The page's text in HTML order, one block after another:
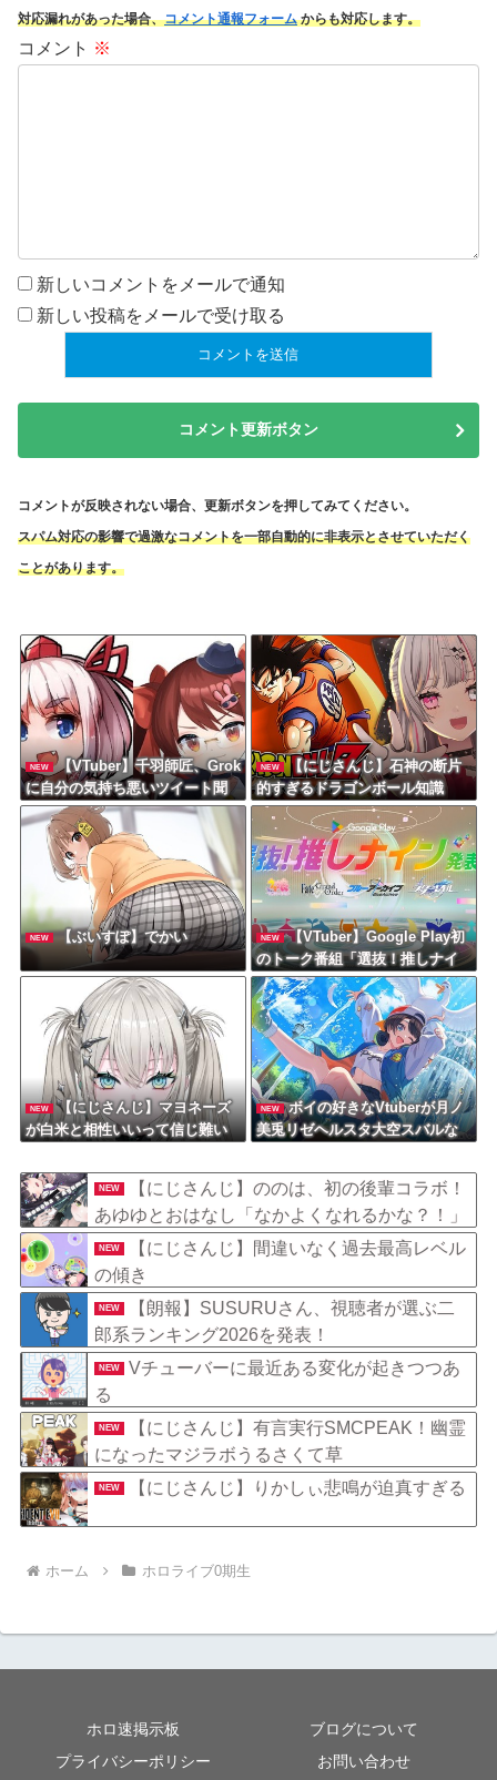
対応漏れがあった場合、コメント通報フォームからも対応します。
コメント ※
新しいコメントをメールで通知
新しい投稿をメールで受け取る
コメント更新ボタン
コメントが反映されない場合、更新ボタンを押してみてください。
スパム対応の影響で過激なコメントを一部自動的に非表示とさせていただく
ことがあります。
NEW
【VTuber】千羽師匠、Grok
に自分の気持ち悪いツイート聞
くやつやってるのかなって思っ
たら相手鴨神やんけ
NEW
【にじさんじ】石神の断片
的すぎるドラゴンボール知識
NEW 【ぶいすぽ】でかい NEW
【VTuber】Google Play初
のトーク番組「選抜！推しナイ
ン発表会」発表へ！8名が推しキ
ャラクターの魅力を語り合う【8/
6(木)18:00】
NEW
【にじさんじ】マヨネーズ
が白米と相性いいって信じ難い
NEW
ボイの好きなVtuberが月ノ
美兎リゼヘルスタ大空スバルな
NEW
【にじさんじ】ののは、初の後輩コラボ！
あゆゆとおはなし「なかよくなれるかな？！」
【8/7(金)20:00】
NEW
【にじさんじ】間違いなく過去最高レベル
の傾き
NEW
【朗報】SUSURUさん、視聴者が選ぶ二
郎系ランキング2026を発表！
NEW
Vチューバーに最近ある変化が起きつつあ
る
NEW
【にじさんじ】有言実行SMCPEAK！幽霊
になったマジラボうるさくて草
NEW 【にじさんじ】りかしぃ悲鳴が迫真すぎる
ホーム ホロライブ0期生
ホロ速掲示板
ブログについて
プライバシーポリシー
お問い合わせ